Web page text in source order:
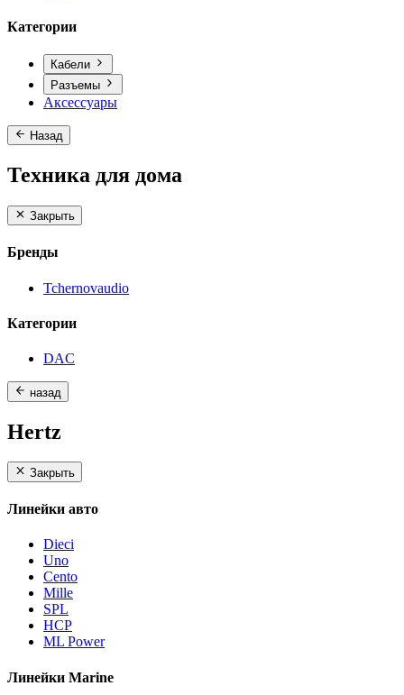
Категории
Кабели
Разъемы
Аксессуары
Назад
Техника для дома
Закрыть
Бренды
Tchernovaudio
Категории
DAC
назад
Hertz
Закрыть
Линейки авто
Dieci
Uno
Cento
Mille
SPL
HCP
ML Power
Линейки Marine